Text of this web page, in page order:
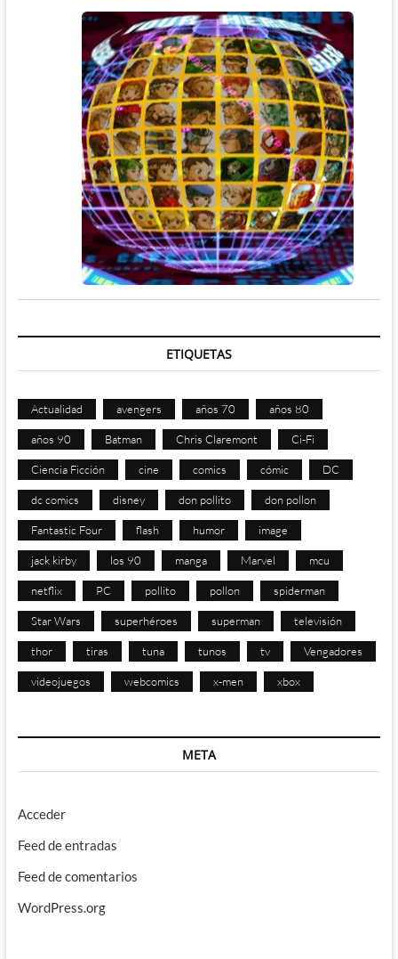
ETIQUETAS
Actualidad avengers años 70 años 80
años 90 Batman Chris Claremont Ci-Fi
Ciencia Ficción cine comics cómic DC
dc comics disney don pollito don pollon
Fantastic Four flash humor image
jack kirby los 90 manga Marvel mcu
netflix PC pollito pollon spiderman
Star Wars superhéroes superman televisión
thor tiras tuna tunos tv Vengadores
videojuegos webcomics x-men xbox
META
Acceder
Feed de entradas
Feed de comentarios
WordPress.org